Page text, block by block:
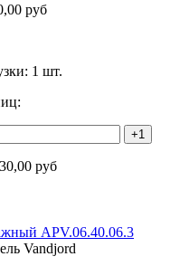
руб
1 шт.
+1
руб
APV.06.40.06.3
Vandjord